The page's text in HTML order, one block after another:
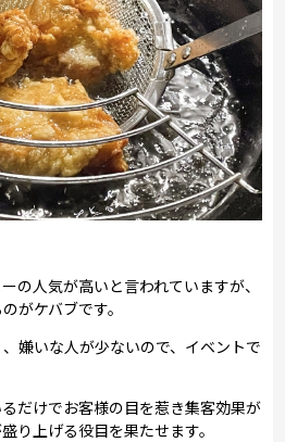
の人気が高いと言われていますが、
がケバブです。
嫌いな人が少ないので、イベントで
だけでお客様の目を惹き集客効果が
り上げる役目を果たせます。